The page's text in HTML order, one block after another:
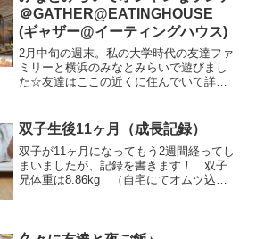
＠GATHER@EATINGHOUSE
(ギャザー@イーティングハウス)
2月中旬の週末。私の大学時代の友達ファ
ミリーと横浜のみなとみらいで遊びまし
た☆友達はここの近くに住んでいて詳し
ンを予約しておいてくれました。予約し
てくれたのはこのお店...
双子生後11ヶ月（成長記録）
双子が11ヶ月になってもう2週間経ってし
まいましたが、記録を書きます！ 双子
兄体重は8.86kg （自宅にてオムツ込